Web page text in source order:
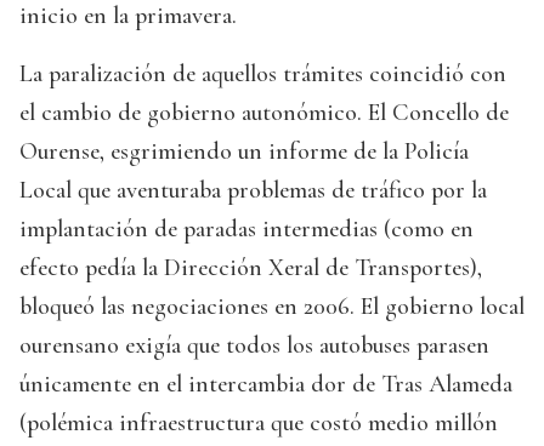
inicio en la primavera.
La paralización de aquellos trámites coincidió con
el cambio de gobierno autonómico. El Concello de
Ourense, esgrimiendo un informe de la Policía
Local que aventuraba problemas de tráfico por la
implantación de paradas intermedias (como en
efecto pedía la Dirección Xeral de Transportes),
bloqueó las negociaciones en 2006. El gobierno local
ourensano exigía que todos los autobuses parasen
únicamente en el intercambia dor de Tras Alameda
(polémica infraestructura que costó medio millón